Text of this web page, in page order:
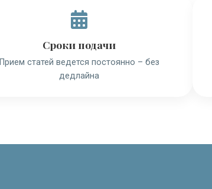
Сроки подачи
Прием статей ведется постоянно – без
дедлайна